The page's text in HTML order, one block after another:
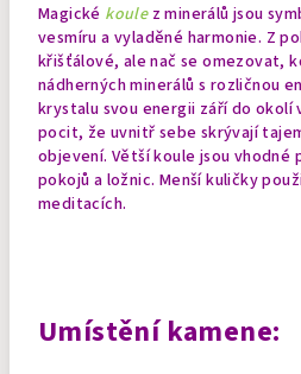
Magické koulez minerálů jsou
vesmíru a vyladěné harmonie. Z
křišťálové, ale nač se omezovat,
nádherných minerálů s rozličnou
krystalu svou energii září do okolí
pocit, že uvnitř sebe skrývají
objevení. Větší koule jsou vhodné
pokojů a ložnic. Menší kuličky
meditacích.
Umístění kamene: